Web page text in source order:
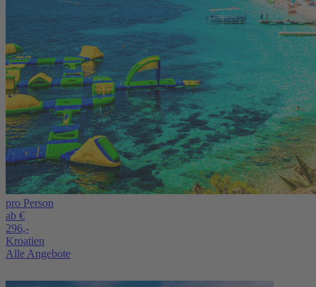
pro Person
ab €
296,-
Kroatien
Alle Angebote